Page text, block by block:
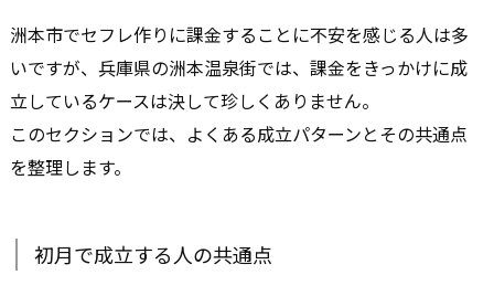
洲本市でセフレ作りに課金することに不安を感じる人は多
いですが、兵庫県の洲本温泉街では、課金をきっかけに成
立しているケースは決して珍しくありません。
このセクションでは、よくある成立パターンとその共通点
を整理します。
初月で成立する人の共通点